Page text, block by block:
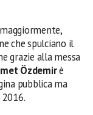
che spulciano il
grazie alla messa
Özdemirè
pubblica ma